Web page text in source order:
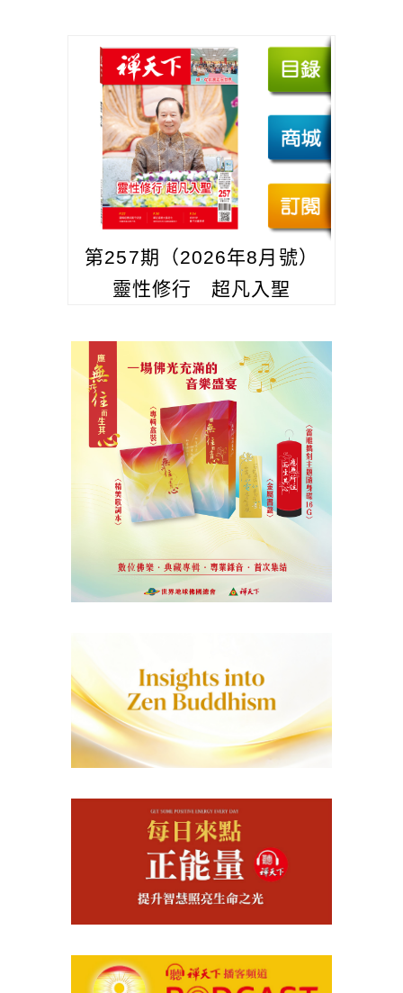
第257期（2026年8月號）
靈性修行 超凡入聖